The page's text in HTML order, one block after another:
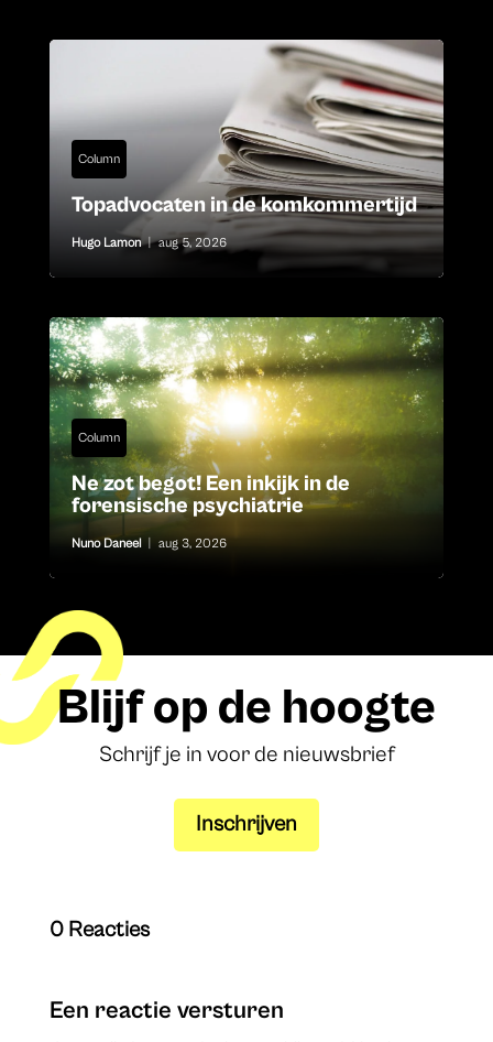
Column
Topadvocaten in de komkommertijd
Hugo Lamon | aug 5, 2026
Column
Ne zot begot! Een inkijk in de
forensische psychiatrie
Nuno Daneel aug 3, 2026
Blijf op de hoogte
Schrijf je in voor de nieuwsbrief
Inschrijven
0 Reacties
Een reactie versturen